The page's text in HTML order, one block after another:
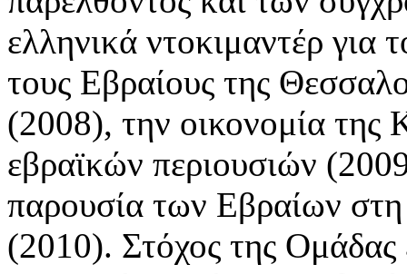
ελληνικά ντοκιμαντέρ
τους Εβραίους της
(2008), την οικονομία της
εβραϊκών περιουσιών
παρουσία των Εβραίων στη
(2010). Στόχος της Ομάδας